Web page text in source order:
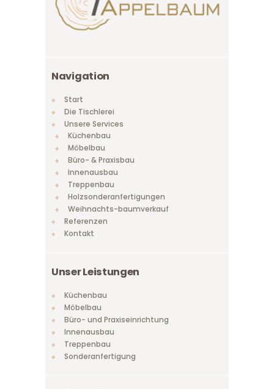
Navigation
Start
Die Tischlerei
Unsere Services
Küchenbau
Möbelbau
Büro- & Praxisbau
Innenausbau
Treppenbau
Holzsonderanfertigungen
Weihnachts-baumverkauf
Referenzen
Kontakt
Unser Leistungen
Küchenbau
Möbelbau
Büro- und Praxiseinrichtung
Innenausbau
Treppenbau
Sonderanfertigung